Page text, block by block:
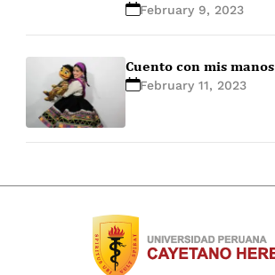
February 9, 2023
Cuento con mis manos
February 11, 2023